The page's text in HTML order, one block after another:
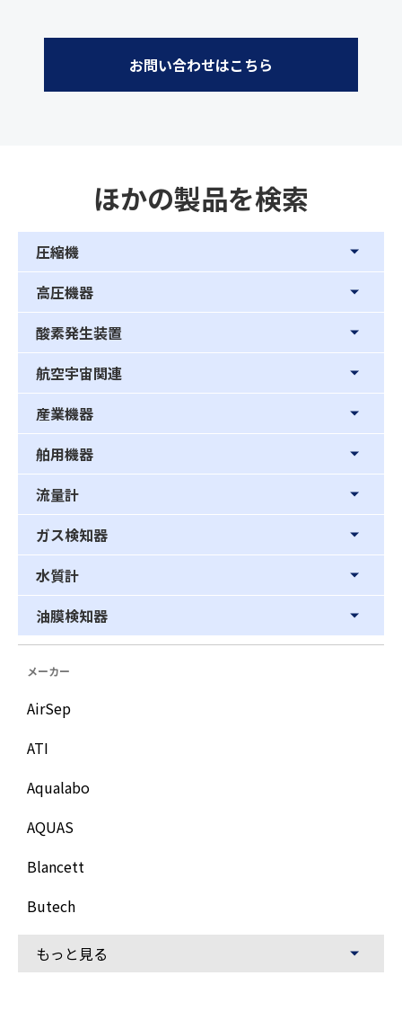
ほかの製品を検索
圧縮機
高圧機器
酸素発生装置
航空宇宙関連
産業機器
舶用機器
流量計
ガス検知器
水質計
油膜検知器
メーカー
AirSep
ATI
Aqualabo
AQUAS
Blancett
Butech
もっと見る
お問い合わせはこちら